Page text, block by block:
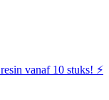
vanaf 10 stuks! ⚡️